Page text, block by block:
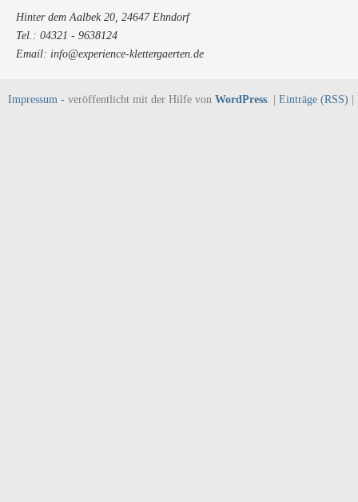
Hinter dem Aalbek 20, 24647 Ehndorf
Tel.: 04321 - 9638124
Email: info@experience-klettergaerten.de
Impressum - veröffentlicht mit der Hilfe von WordPress Einträge (RSS)